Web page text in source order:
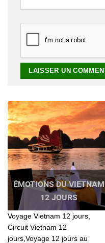
ÉMOTIONS DU VIETNAM
12 JOURS
Voyage Vietnam 12 jours,
Circuit Vietnam 12
jours,Voyage 12 jours au